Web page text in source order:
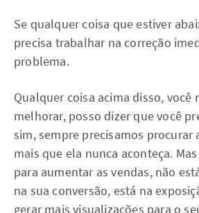
Se qualquer coisa que estiver
precisa trabalhar na correção
problema.
Qualquer coisa acima disso, você
melhorar, posso dizer que você
sim, sempre precisamos procurar
mais que ela nunca aconteça.
para aumentar as vendas, não
na sua conversão, está na
gerar mais visualizações para o